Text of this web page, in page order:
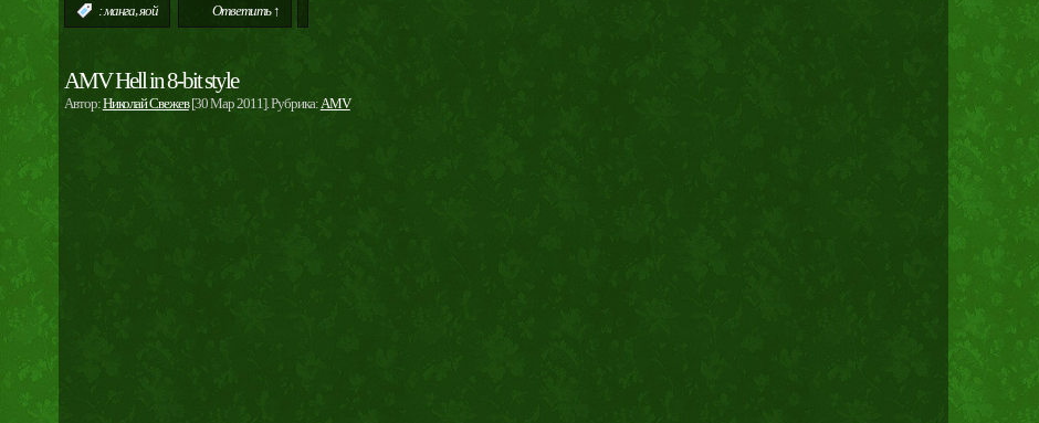
:манга,яой Ответить ↑
AMV Hell in 8-bit style
Автор:Николай Свежев[30 Мар 2011]. Рубрика:AMV